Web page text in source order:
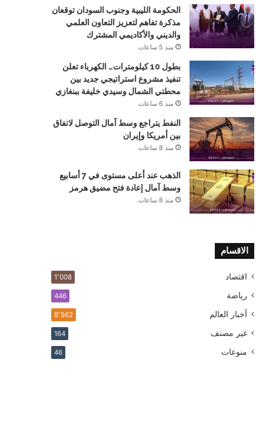
الحكومة الليبية وجنوب السودان توقعان
مذكرة تفاهم لتعزيز التعاون العلمي
والديني والأكاديمي المشترك
منذ 5 ساعات
بطول 10 كيلومترات… الكهرباء تعلن
تنفيذ مشروع استراتيجي جديد بين
محطتي الشمال وسيدي خليفة ببنغازي
منذ 6 ساعات
النفط يتراجع وسط آمال التوصل لاتفاق
بين أمريكا وإيران
منذ 8 ساعات
الذهب عند أعلى مستوى في 7 أسابيع
وسط آمال إعادة فتح مضيق هرمز
منذ 8 ساعات
الاقسام
اقتصاد 1٬008
رياضة 446
أخبار العالم 8٬562
غير مصنف 164
منوعات 46